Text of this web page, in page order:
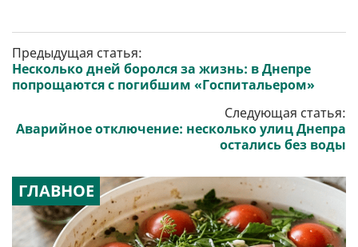
Предыдущая статья:
Несколько дней боролся за жизнь: в Днепре
попрощаются с погибшим «Госпитальером»
Следующая статья:
Аварийное отключение: несколько улиц Днепра
остались без воды
ГЛАВНОЕ